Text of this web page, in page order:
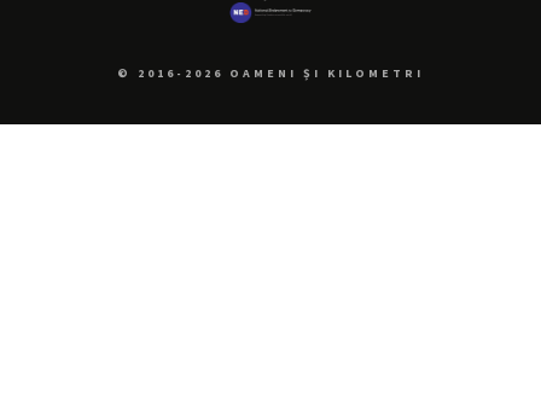
© 2016-2026 OAMENI ȘI KILOMETRI